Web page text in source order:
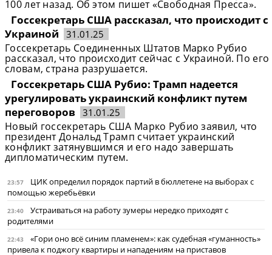
100 лет назад. Об этом пишет «Свободная Пресса».
Госсекретарь США рассказал, что происходит с
Украиной
31.01.25
Госсекретарь Соединенных Штатов Марко Рубио
рассказал, что происходит сейчас с Украиной. По его
словам, страна разрушается.
Госсекретарь США Рубио: Трамп надеется
урегулировать украинский конфликт путем
переговоров 31.01.25
Новый госсекретарь США Марко Рубио заявил, что
президент Дональд Трамп считает украинский
конфликт затянувшимся и его надо завершать
дипломатическим путем.
23:57
ЦИК определил порядок партий в бюллетене на выборах с
помощью жеребьёвки
23:40
Устраиваться на работу зумеры нередко приходят с
родителями
22:43
«Гори оно всё синим пламенем»: как судебная «гуманность»
привела к поджогу квартиры и нападениям на приставов